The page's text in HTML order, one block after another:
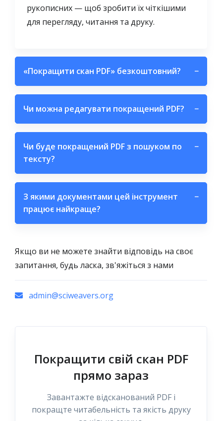
рукописних — щоб зробити їх чіткішими
для перегляду, читання та друку.
«Покращити скан PDF» безкоштовний? −
Чи можна редагувати покращений PDF? −
Чи буде покращений PDF з пошуком по
тексту?
−
З якими документами цей інструмент
працює найкраще?
−
Якщо ви не можете знайти відповідь на своє
запитання, будь ласка, зв'яжіться з нами
admin@sciweavers.org
Покращити свій скан PDF
прямо зараз
Завантажте відсканований PDF і
покращте читабельність та якість друку